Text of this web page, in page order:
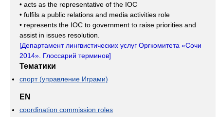
• acts as the representative of the IOC
• fulfils a public relations and media activities role
• represents the IOC to government to raise priorities and
assist in issues resolution.
[Департамент лингвистических услуг Оргкомитета «Сочи
2014». Глоссарий терминов]
Тематики
спорт (управление Играми)
EN
coordination commission roles